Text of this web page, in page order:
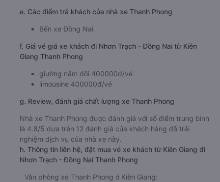
e. Các điểm trả khách của nhà xe Thanh Phong
Bến xe Đồng Nai
f. Giá vé giá xe khách đi Nhơn Trạch - Đồng Nai từ Kiên
Giang Thanh Phong
giường nằm đôi 400000đ/vé
limousine 400000đ/vé
g. Review, đánh giá chất lượng xe Thanh Phong
Nhà xe Thanh Phong được đánh giá với số điểm trung bình
là 4.8/5 dựa trên 12 đánh giá của khách hàng đã trải
nghiệm dịch vụ của nhà xe này.
h. Thông tin liên hệ, đặt mua vé xe khách từ Kiên Giang đi
Nhơn Trạch - Đồng Nai Thanh Phong
Văn phòng xe Thanh Phong ở Kiên Giang: